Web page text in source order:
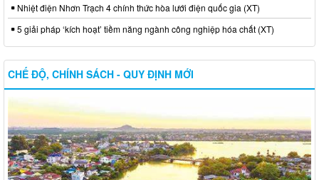
Nhiệt điện Nhơn Trạch 4 chính thức hòa lưới điện quốc gia (XT)
5 giải pháp ‘kích hoạt’ tiềm năng ngành công nghiệp hóa chất (XT)
CHẾ ĐỘ, CHÍNH SÁCH - QUY ĐỊNH MỚI